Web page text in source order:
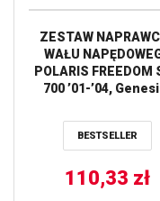
ZESTAW
WAŁU
POLARIS FREEDOM
700 ’01-’04,
’99-’02, SL/SLTX 1050
SL 650 ’92-’95, SL 700
SLT/SL 750 ’93-’95,
SLT/SLX 780 ’96,
BESTSELLER
110,33 zł